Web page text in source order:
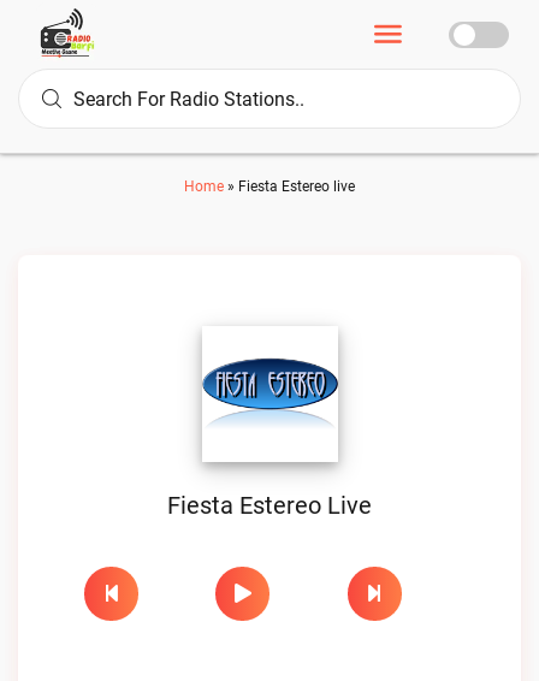
Home » Fiesta Estereo live
Fiesta Estereo Live